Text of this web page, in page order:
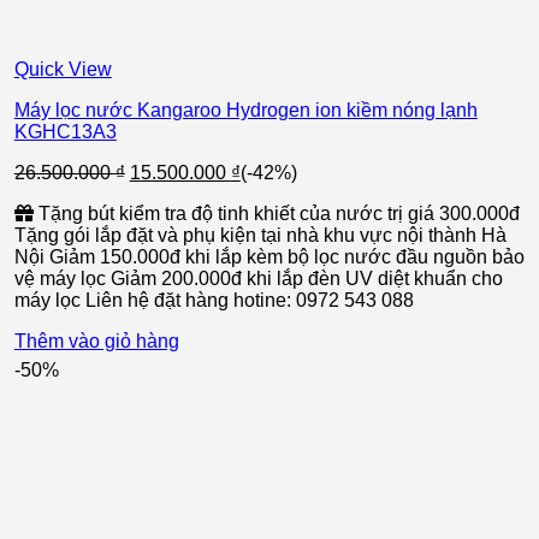
Quick View
Máy lọc nước Kangaroo Hydrogen ion kiềm nóng lạnh
KGHC13A3
26.500.000₫ Giá
là:
26.500.000 ₫.
15.500.000 ₫Giá
tại
là:
15.500.000 ₫.
(-42%)
Tặng bút kiểm tra độ tinh khiết của nước trị giá 300.000đ
Tặng gói lắp đặt và phụ kiện tại nhà khu vực nội thành Hà
Nội Giảm 150.000đ khi lắp kèm bộ lọc nước đầu nguồn bảo
vệ máy lọc Giảm 200.000đ khi lắp đèn UV diệt khuẩn cho
máy lọc Liên hệ đặt hàng hotine: 0972 543 088
Thêm vào giỏ hàng
-50%